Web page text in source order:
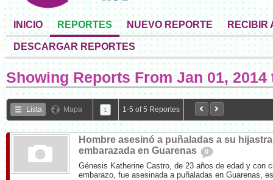
INICIO REPORTES NUEVO REPORTE RECIBIR
DESCARGAR REPORTES
Showing Reports FromJan 01, 2014
Lista Mapa 1 1-5 of 5 Reportes
Hombre asesinó a puñaladas a su hijastra
embarazada en Guarenas
0
Génesis Katherine Castro, de 23 años de edad y con
embarazo, fue asesinada a puñaladas en Guarenas,